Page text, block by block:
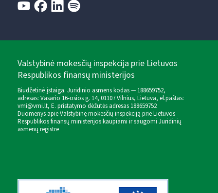
Valstybinė mokesčių inspekcija prie Lietuvos
Respublikos finansų ministerijos
Biudžetinė įstaiga. Juridinio asmens kodas — 188659752,
adresas: Vasario 16-osios g. 14, 01107 Vilnius, Lietuva, el.paštas:
vmi@vmi.lt, E. pristatymo dėžutės adresas 188659752
Duomenys apie Valstybinę mokesčių inspekciją prie Lietuvos
Respublikos finansų ministerijos kaupiami ir saugomi Juridinių
asmenų registre